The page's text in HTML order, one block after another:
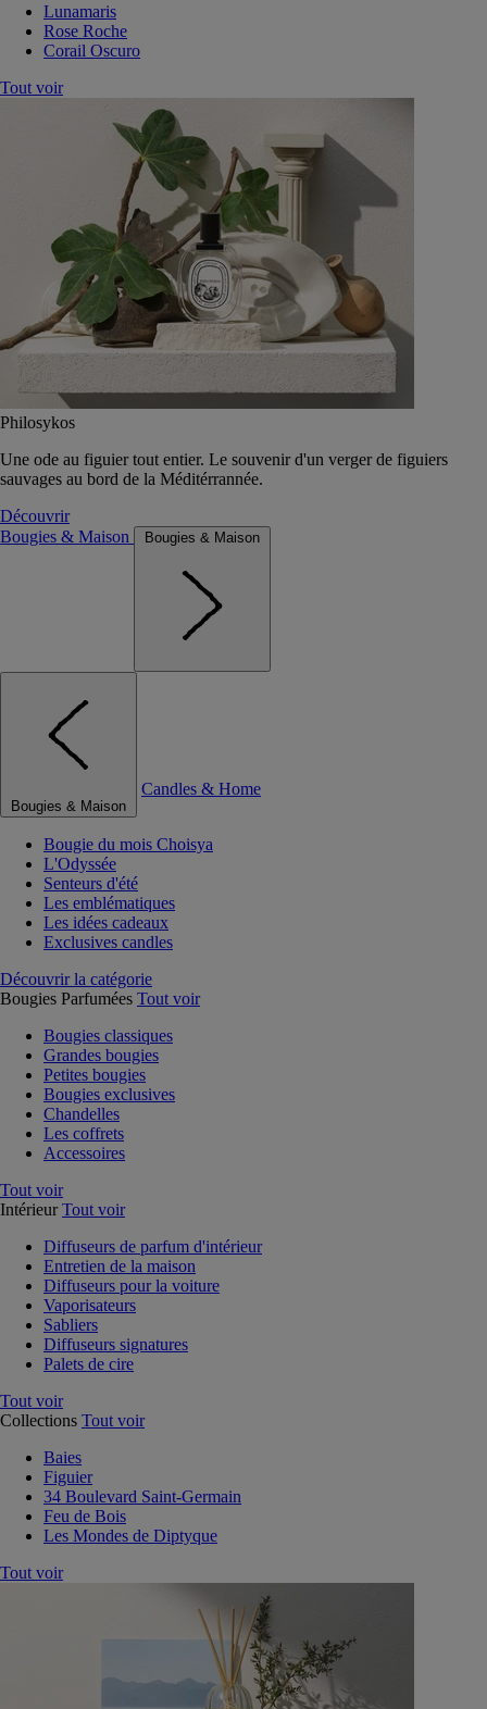
Lunamaris
Rose Roche
Corail Oscuro
Tout voir
Philosykos
Une ode au figuier tout entier. Le souvenir d'un verger de figuiers
sauvages au bord de la Méditérrannée.
Découvrir
Bougies & Maison
Bougies & Maison
Bougies & Maison
Candles & Home
Bougie du mois Choisya
L'Odyssée
Senteurs d'été
Les emblématiques
Les idées cadeaux
Exclusives candles
Découvrir la catégorie
Bougies Parfumées Tout voir
Bougies classiques
Grandes bougies
Petites bougies
Bougies exclusives
Chandelles
Les coffrets
Accessoires
Tout voir
Intérieur Tout voir
Diffuseurs de parfum d'intérieur
Entretien de la maison
Diffuseurs pour la voiture
Vaporisateurs
Sabliers
Diffuseurs signatures
Palets de cire
Tout voir
Collections Tout voir
Baies
Figuier
34 Boulevard Saint-Germain
Feu de Bois
Les Mondes de Diptyque
Tout voir